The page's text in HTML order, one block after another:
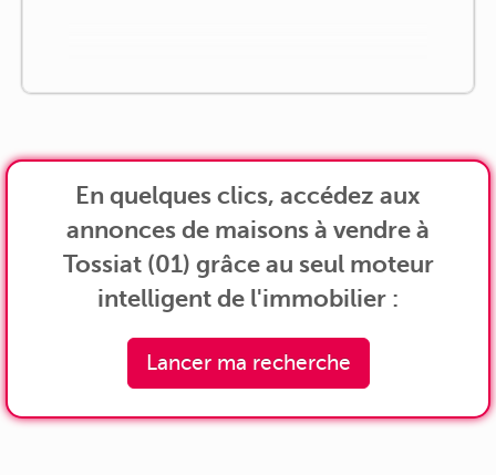
En quelques clics, accédez aux
annonces de maisons à vendre à
Tossiat (01) grâce au seul moteur
intelligent de l'immobilier :
Lancer ma recherche